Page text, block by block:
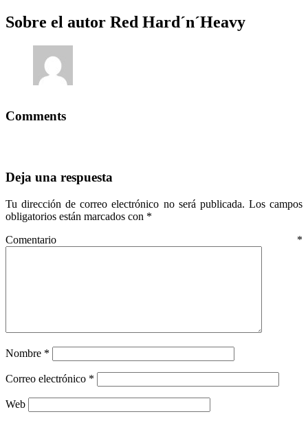
Sobre el autor Red Hard´n´Heavy
Comments
Deja una respuesta
Tu dirección de correo electrónico no será publicada. Los campos
obligatorios están marcados con *
Comentario *
Nombre *
Correo electrónico *
Web